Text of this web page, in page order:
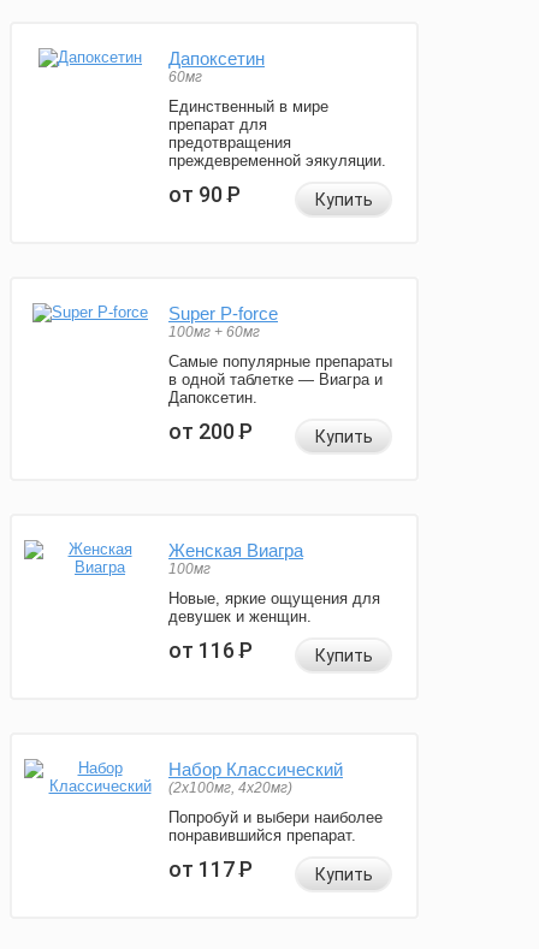
Дапоксетин
60мг
Единственный в мире
препарат для
предотвращения
преждевременной эякуляции.
от 90Р Купить
Super P-force
100мг + 60мг
Самые популярные препараты
в одной таблетке — Виагра и
Дапоксетин.
от 200Р Купить
Женская Виагра
100мг
Новые, яркие ощущения для
девушек и женщин.
от 116Р Купить
Набор Классический
(2x100мг, 4x20мг)
Попробуй и выбери наиболее
понравившийся препарат.
от 117Р Купить